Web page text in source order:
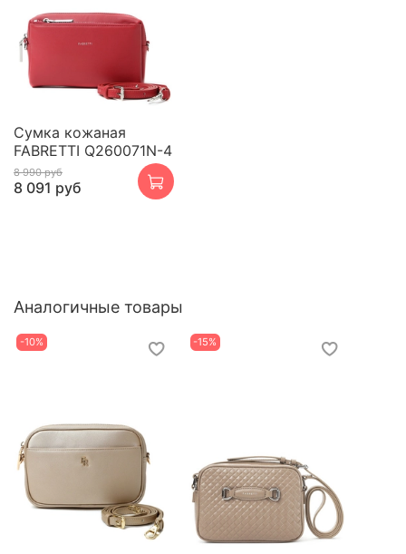
Сумка кожаная
FABRETTI Q260071N-4
8 990 руб
8 091 руб
Аналогичные товары
-10% -15%